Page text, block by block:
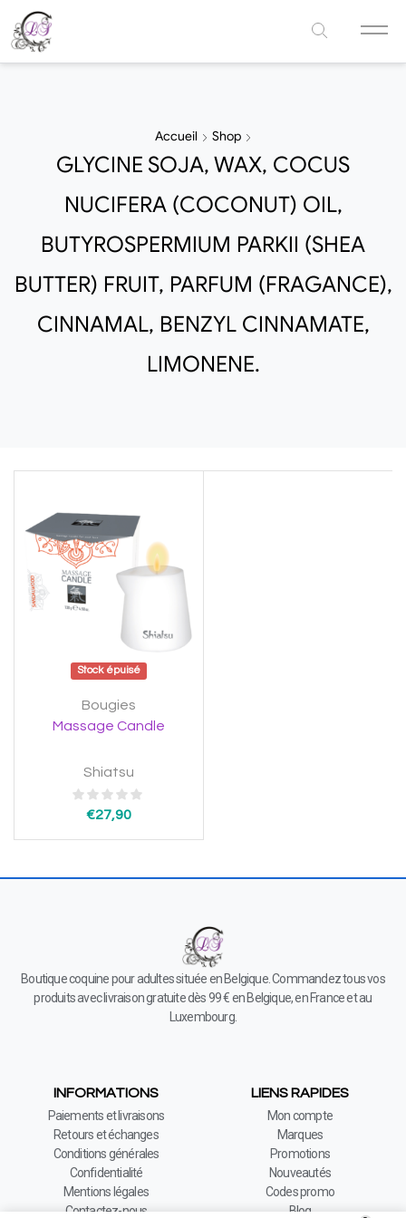
Accueil Shop
GLYCINE SOJA, WAX, COCUS
NUCIFERA (COCONUT) OIL,
BUTYROSPERMIUM PARKII (SHEA
BUTTER) FRUIT, PARFUM (FRAGANCE),
CINNAMAL, BENZYL CINNAMATE,
LIMONENE.
Stock épuisé
Bougies
Massage Candle
Shiatsu
€27,90
Boutique coquine pour adultes située en Belgique. Commandez tous vos
produits avec livraison gratuite dès 99 € en Belgique, en France et au
Luxembourg.
INFORMATIONS
Paiements et livraisons
Retours et échanges
Conditions générales
Confidentialité
Mentions légales
Contactez-nous
LIENS RAPIDES
Mon compte
Marques
Promotions
Nouveautés
Codes promo
Blog